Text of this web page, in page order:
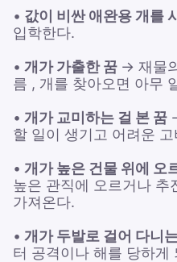
• 값이 비싼 애완용 개를
입학한다.
• 개가 가출한 꿈 → 재물
름 , 개를 찾아오면 아무
• 개가 교미하는 걸 본 꿈
할 일이 생기고 어려운
• 개가 높은 건물 위에 오
높은 관직에 오르거나 추
가져온다.
• 개가 두발로 걸어 다니
터 공격이나 해를 당하게